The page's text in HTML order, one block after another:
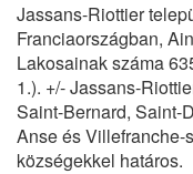
Jassans-Riottier
Franciaországban,
Lakosainak száma
1.). +/- Jassans-
Saint-Bernard, Saint-
Anse és Villefranche-
községekkel határos.